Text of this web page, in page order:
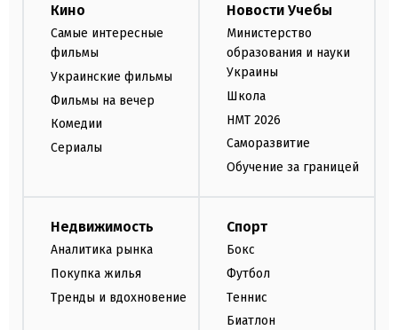
Кино
Самые интересные
фильмы
Украинские фильмы
Фильмы на вечер
Комедии
Сериалы
Новости Учебы
Министерство
образования и науки
Украины
Школа
НМТ 2026
Саморазвитие
Обучение за границей
Недвижимость
Аналитика рынка
Покупка жилья
Тренды и вдохновение
Спорт
Бокс
Футбол
Теннис
Биатлон